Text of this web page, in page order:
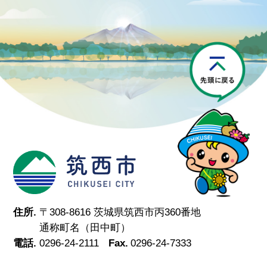
筑西市
住所. 〒308-8616 茨城県筑西市丙360番地
通称町名（田中町）
電話. 0296-24-2111 Fax. 0296-24-7333